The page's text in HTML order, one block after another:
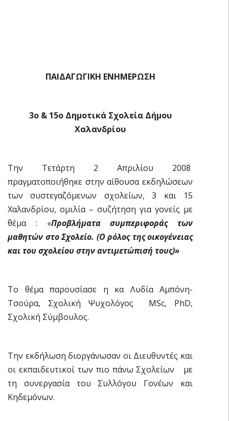
ΠΑΙΔΑΓΩΓΙΚΗ ΕΝΗΜΕΡΩΣΗ
3ο & 15ο Δημοτικά Σχολεία Δήμου
Χαλανδρίου
Την Τετάρτη 2 Απριλίου 2008
πραγματοποιήθηκε στην αίθουσα εκδηλώσεων
των συστεγαζόμενων σχολείων, 3 και 15
Χαλανδρίου, ομιλία – συζήτηση για γονείς με
θέμα : «Προβλήματα συμπεριφοράς των
μαθητών στο Σχολείο. (Ο ρόλος της οικογένειας
και του σχολείου στην αντιμετώπισή τους)»
Το θέμα παρουσίασε η κα Λυδία Αμπόνη-
Τσούρα, Σχολική Ψυχολόγος MSc, PhD,
Σχολική Σύμβουλος.
Την εκδήλωση διοργάνωσαν οι Διευθυντές και
οι εκπαιδευτικοί των πιο πάνω Σχολείων με
τη συνεργασία του Συλλόγου Γονέων και
Κηδεμόνων.